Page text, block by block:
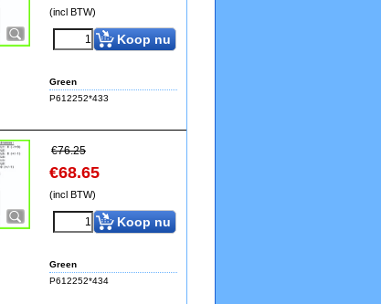
(incl BTW)
Koop nu
Green
P612252*433
€76.25
€68.65
(incl BTW)
Koop nu
Green
P612252*434